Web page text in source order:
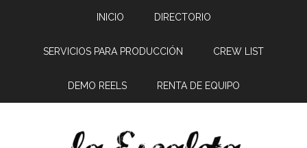
INICIO DIRECTORIO
SERVICIOS PARA PRODUCCIÓN CREW LIST
DEMO REELS RENTA DE EQUIPO